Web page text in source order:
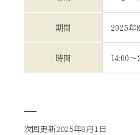
期間 2025年
時間 14:00～
次回更新2025年8月1日